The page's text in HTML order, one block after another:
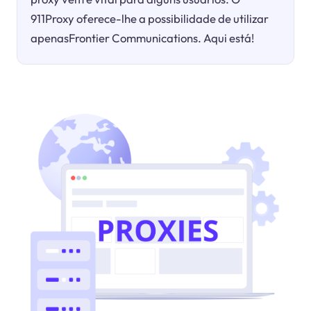
911Proxy oferece-lhe a possibilidade de utilizar
apenasFrontier Communications. Aqui está!